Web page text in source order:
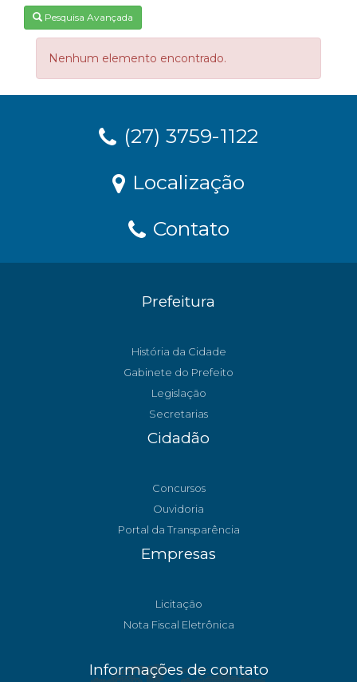
Pesquisa Avançada
Nenhum elemento encontrado.
(27) 3759-1122
Localização
Contato
Prefeitura
História da Cidade
Gabinete do Prefeito
Legislação
Secretarias
Cidadão
Concursos
Ouvidoria
Portal da Transparência
Empresas
Licitação
Nota Fiscal Eletrônica
Informações de contato